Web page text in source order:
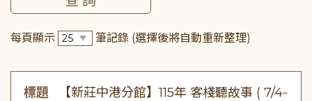
每頁顯示 筆記錄 (選擇後將自動重新整理)
標題
【新莊中港分館】115年 客棧聽故事 ( 7/4-